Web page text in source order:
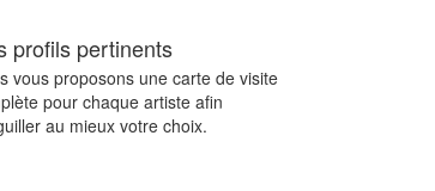
profils pertinents
vous proposons une carte de visite
pour chaque artiste afin
au mieux votre choix.